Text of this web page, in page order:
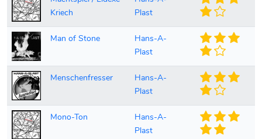
Kriech
Plast
Man of Stone
Hans-A-
Plast
Menschenfresser
Hans-A-
Plast
Mono-Ton
Hans-A-
Plast